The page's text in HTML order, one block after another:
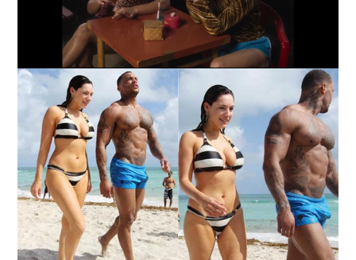
Unmute Loaded:
63.28%